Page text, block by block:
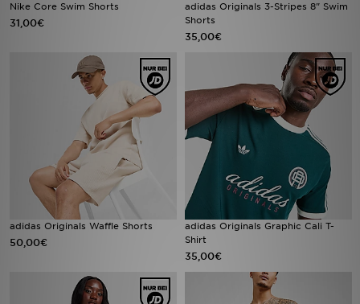
Nike Core Swim Shorts
31,00€
adidas Originals 3-Stripes 8" Swim
Shorts
35,00€
adidas Originals Waffle Shorts
50,00€
adidas Originals Graphic Cali T-
Shirt
35,00€